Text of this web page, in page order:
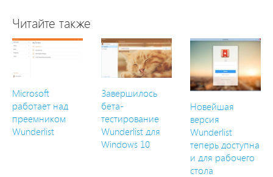
Читайте также
Microsoft
работает над
преемником
Wunderlist
Завершилось
бета-
тестирование
Wunderlist для
Windows 10
Новейшая
версия
Wunderlist
теперь доступна
и для рабочего
стола